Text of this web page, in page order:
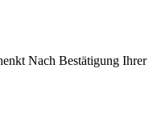
Nach Bestätigung Ihrer